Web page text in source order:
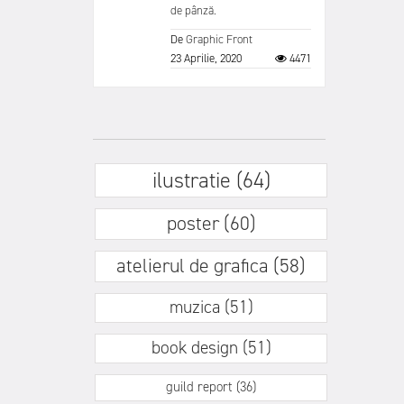
de pânză.
DeGraphic Front
23 Aprilie, 2020
4471
ilustratie (64)
poster (60)
atelierul de grafica (58)
muzica (51)
book design (51)
guild report (36)